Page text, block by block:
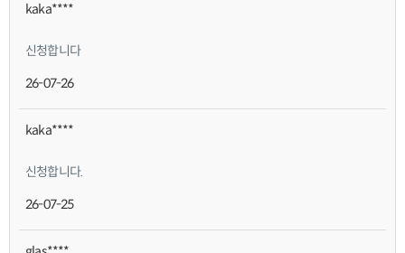
kaka****
신청합니다
26-07-26
kaka****
신청합니다.
26-07-25